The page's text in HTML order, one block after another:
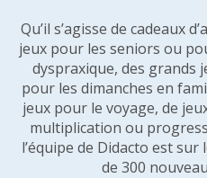
Qu’il s’agisse de cadeaux
jeux pour les seniors ou
dyspraxique, des grands
pour les dimanches en
jeux pour le voyage, de
multiplication ou
l’équipe de Didacto est
de 300